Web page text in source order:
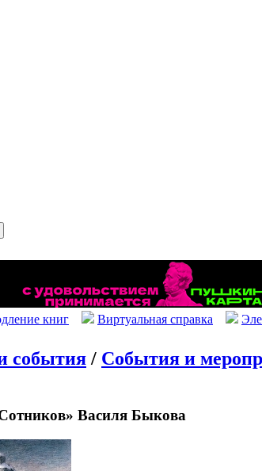
книг Виртуальная справка
события / События и
Василя Быкова